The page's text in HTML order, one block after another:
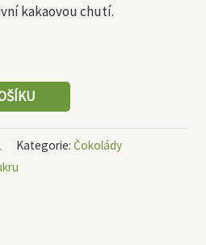
kakaovou chutí.
Kategorie: Čokolády